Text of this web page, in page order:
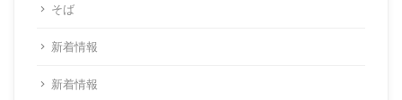
そば
新着情報
新着情報